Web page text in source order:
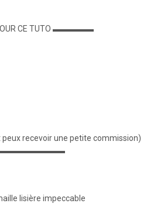
CE TUTO ▬▬▬▬▬
peux recevoir une petite commission)
lisière impeccable